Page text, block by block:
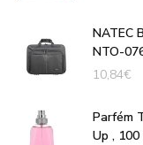
NATEC
NTO-
10,84€
Parfém
Up ,